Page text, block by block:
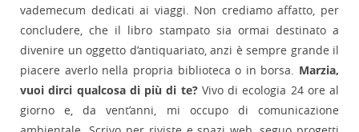
vademecum dedicati ai viaggi. Non crediamo affatto, per
concludere, che il libro stampato sia ormai destinato a
divenire un oggetto d’antiquariato, anzi è sempre grande il
piacere averlo nella propria biblioteca o in borsa. Marzia,
vuoi dirci qualcosa di più di te? Vivo di ecologia 24 ore al
giorno e, da vent’anni, mi occupo di comunicazione